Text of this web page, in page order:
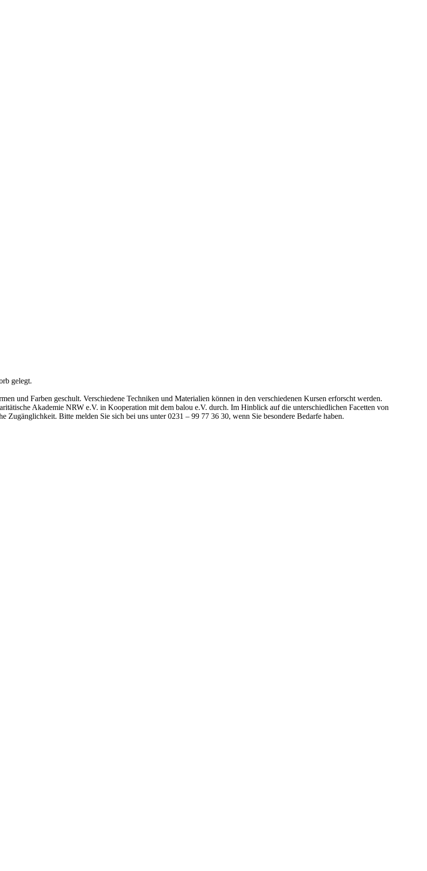
gelegt.
und Farben geschult. Verschiedene Techniken und Materialien können in den verschiedenen Kursen erforscht werden.
Akademie NRW e.V. in Kooperation mit dem balou e.V. durch. Im Hinblick auf die unterschiedlichen Facetten von
Zugänglichkeit. Bitte melden Sie sich bei uns unter 0231 – 99 77 36 30, wenn Sie besondere Bedarfe haben.